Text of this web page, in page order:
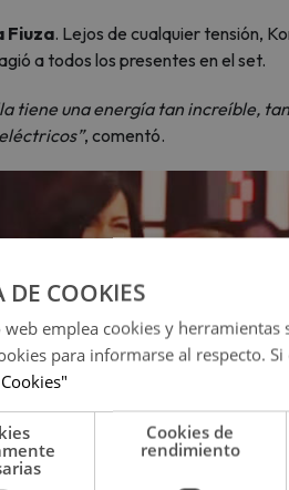
Fiuza. Lejos de cualquier tensión,
a todos los presentes en el set.
tiene una energía tan increíble,
, comentó.
DE COOKIES
emplea cookies y
para informarse al respecto.
Cookies de
rendimiento